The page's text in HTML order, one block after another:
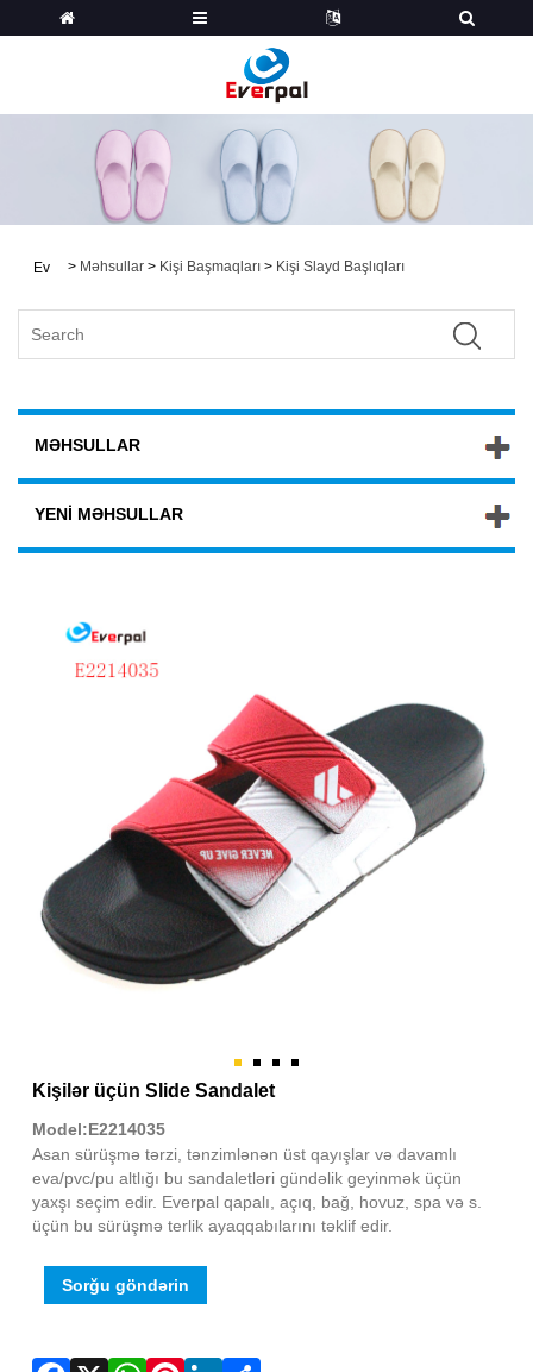
Ev > Məhsullar > Kişi Başmaqları > Kişi Slayd Başlıqları
MƏHSULLAR
YENI MƏHSULLAR
Kişilər üçün Slide Sandalet
Model:E2214035
Asan sürüşmə tərzi, tənzimlənən üst qayışlar və davamlı
eva/pvc/pu altlığı bu sandaletləri gündəlik geyinmək üçün
yaxşı seçim edir. Everpal qapalı, açıq, bağ, hovuz, spa və s.
üçün bu sürüşmə terlik ayaqqabılarını təklif edir.
Sorğu göndərin